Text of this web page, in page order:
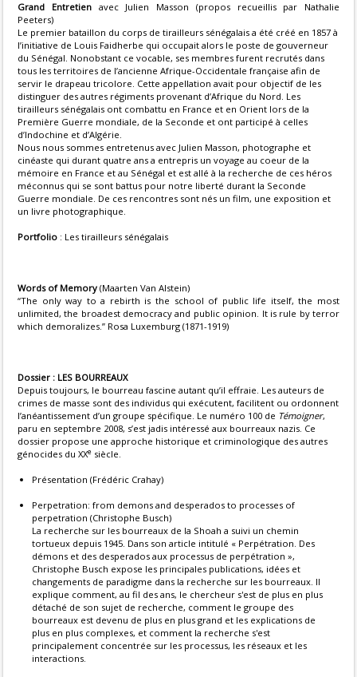
Grand Entretienavec Julien Masson (propos recueillis par Nathalie
Peeters)
Le premier bataillon du corps de tirailleurs sénégalais a été créé en 1857 à
l’initiative de Louis Faidherbe qui occupait alors le poste de gouverneur
du Sénégal. Nonobstant ce vocable, ses membres furent recrutés dans
tous les territoires de l’ancienne Afrique-Occidentale française afin de
servir le drapeau tricolore. Cette appellation avait pour objectif de les
distinguer des autres régiments provenant d’Afrique du Nord. Les
tirailleurs sénégalais ont combattu en France et en Orient lors de la
Première Guerre mondiale, de la Seconde et ont participé à celles
d’Indochine et d’Algérie.
Nous nous sommes entretenus avec Julien Masson, photographe et
cinéaste qui durant quatre ans a entrepris un voyage au coeur de la
mémoire en France et au Sénégal et est allé à la recherche de ces héros
méconnus qui se sont battus pour notre liberté durant la Seconde
Guerre mondiale. De ces rencontres sont nés un film, une exposition et
un livre photographique.
Portfolio : Les tirailleurs sénégalais
Words of Memory (Maarten Van Alstein)
“The only way to a rebirth is the school of public life itself, the most
unlimited, the broadest democracy and public opinion. It is rule by terror
which demoralizes.” Rosa Luxemburg (1871-1919)
Dossier : LES BOURREAUX
Depuis toujours, le bourreau fascine autant qu’il effraie. Les auteurs de
crimes de masse sont des individus qui exécutent, facilitent ou ordonnent
l’anéantissement d’un groupe spécifique. Le numéro 100 de Témoigner,
paru en septembre 2008, s’est jadis intéressé aux bourreaux nazis. Ce
dossier propose une approche historique et criminologique des autres
génocides du XXe siècle.
Présentation (Frédéric Crahay)
Perpetration: from demons and desperados to processes of
perpetration (Christophe Busch)
La recherche sur les bourreaux de la Shoah a suivi un chemin
tortueux depuis 1945. Dans son article intitulé « Perpétration. Des
démons et des desperados aux processus de perpétration »,
Christophe Busch expose les principales publications, idées et
changements de paradigme dans la recherche sur les bourreaux. Il
explique comment, au fil des ans, le chercheur s'est de plus en plus
détaché de son sujet de recherche, comment le groupe des
bourreaux est devenu de plus en plus grand et les explications de
plus en plus complexes, et comment la recherche s'est
principalement concentrée sur les processus, les réseaux et les
interactions.